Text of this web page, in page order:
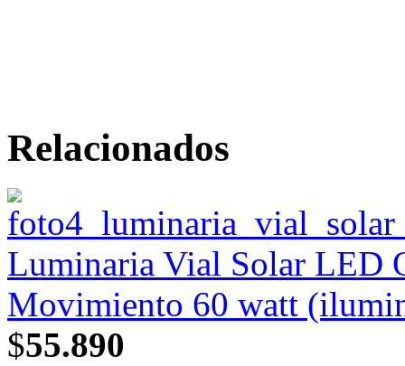
Relacionados
Luminaria Vial Solar LED
Movimiento 60 watt
$55.890